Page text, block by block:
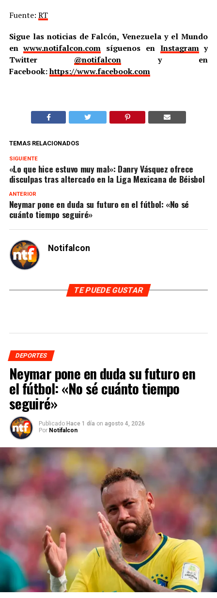
Fuente: RT
Sigue las noticias de Falcón, Venezuela y el Mundo
enwww.notifalcon.com síguenos en Instagramy
Twitter @notifalcony en
Facebook:https://www.facebook.com
TEMAS RELACIONADOS
SIGUIENTE
«Lo que hice estuvo muy mal»: Danry Vásquez ofrece
disculpas tras altercado en la Liga Mexicana de Béisbol
ANTERIOR
Neymar pone en duda su futuro en el fútbol: «No sé
cuánto tiempo seguiré»
Notifalcon
TE PUEDE GUSTAR
DEPORTES
Neymar pone en duda su futuro en
el fútbol: «No sé cuánto tiempo
seguiré»
Publicado Hace 1 día on agosto 4, 2026
Por Notifalcon